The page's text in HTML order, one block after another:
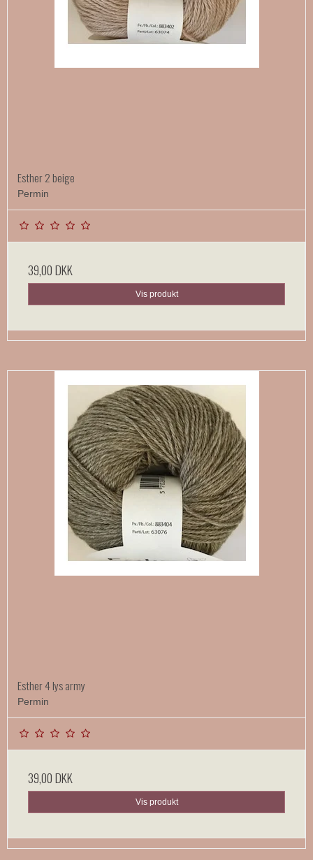
Esther 2 beige
Permin
39,00 DKK
Vis produkt
Esther 4 lys army
Permin
39,00 DKK
Vis produkt